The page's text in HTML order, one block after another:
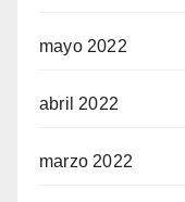
mayo 2022
abril 2022
marzo 2022